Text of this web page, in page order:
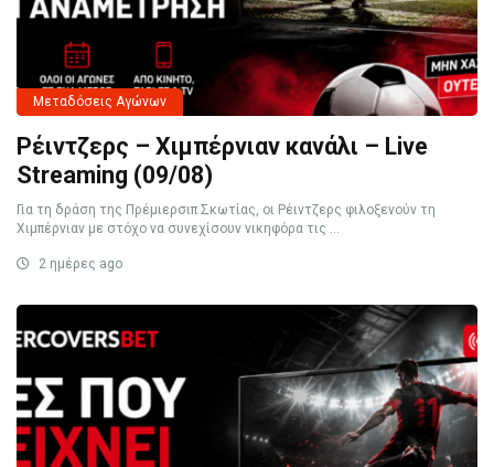
Μεταδόσεις Αγώνων
Ρέιντζερς – Χιμπέρνιαν κανάλι – Live
Streaming (09/08)
Για τη δράση της Πρέμιερσιπ Σκωτίας, οι Ρέιντζερς φιλοξενούν τη
Χιμπέρνιαν με στόχο να συνεχίσουν νικηφόρα τις ...
2 ημέρες ago